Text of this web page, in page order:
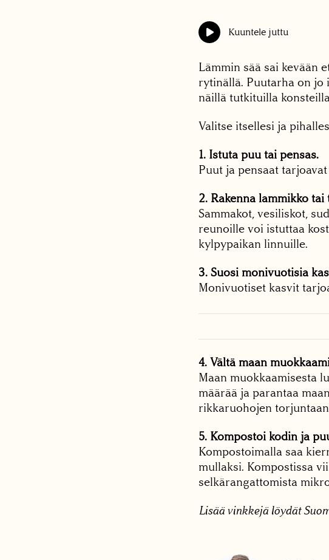
Kuuntele juttu
Lämmin sää sai kevään
rytinällä. Puutarha on jo
näillä tutkituilla
Valitse itsellesi ja
1. Istuta puu tai pensas.
Puut ja pensaat
2. Rakenna lammikko
Sammakot, vesiliskot,
reunoille voi istuttaa
kylpypaikan linnuille.
3. Suosi monivuotisia
Monivuotiset kasvit
4. Vältä maan
Maan muokkaamisesta
määrää ja parantaa
rikkaruohojen
5. Kompostoi kodin ja
Kompostoimalla saa
mullaksi. Kompostissa
selkärangattomista
Lisää vinkkejä löydät